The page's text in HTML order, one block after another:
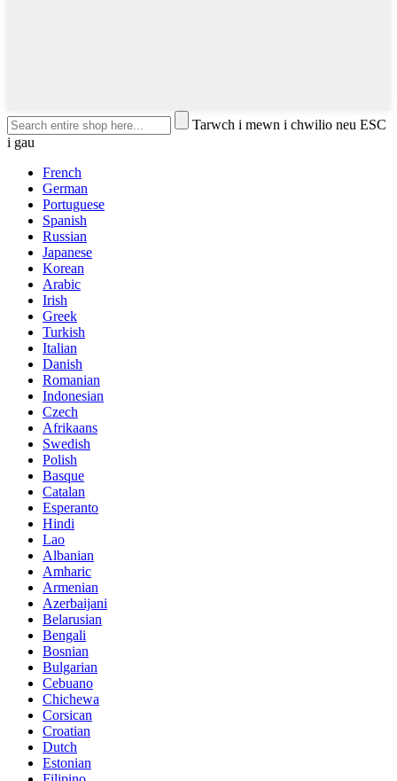
Tarwch i mewn i chwilio neu ESC
i gau
French
German
Portuguese
Spanish
Russian
Japanese
Korean
Arabic
Irish
Greek
Turkish
Italian
Danish
Romanian
Indonesian
Czech
Afrikaans
Swedish
Polish
Basque
Catalan
Esperanto
Hindi
Lao
Albanian
Amharic
Armenian
Azerbaijani
Belarusian
Bengali
Bosnian
Bulgarian
Cebuano
Chichewa
Corsican
Croatian
Dutch
Estonian